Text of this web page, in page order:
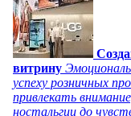
витрину
успеху розничных
привлекать
ностальгии до